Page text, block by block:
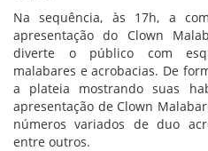
Na sequência, às 17h, a
apresentação do Clown
diverte o público com
malabares e acrobacias. De
a plateia mostrando suas
apresentação de Clown
números variados de duo
entre outros.